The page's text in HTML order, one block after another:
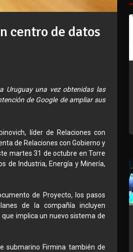
centro de datos
Uruguay una vez obtenidas las
de Google de ampliar sus
líder de Relaciones con
de Relaciones con Gobierno y
martes 31 de octubre en Torre
de Industria, Energía y Minería,
de Proyecto, los pasos
de la compañía incluyen
implica un nuevo sistema de
submarino Firmina también de